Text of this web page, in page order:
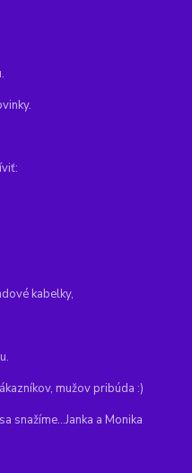
kabelky,
mužov pribúda :)
snažíme...Janka a Monika